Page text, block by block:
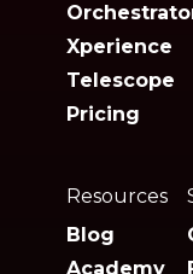
Xperience
Telescope
Pricing
Resources
Blog
Academy